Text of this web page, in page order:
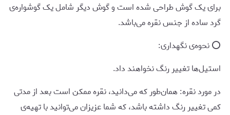
برای یک گوش طراحی شده است و گوش دیگر شامل یک گوشواره‌ی
گرد ساده از جنس نقره می‌باشد.
⭕️ نحوه‌ی نگهداری:
استیل‌ها تغییر رنگ نخواهند داد.
در مورد نقره: همان‌طور که می‌دانید، نقره ممکن است بعد از مدتی
کمی تغییر رنگ داشته باشد، که شما عزیزان می‌توانید با تهیه‌ی